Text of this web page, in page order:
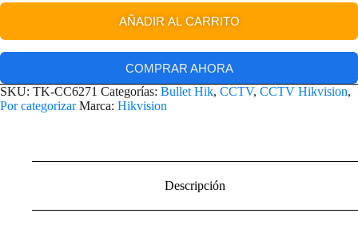
AÑADIR AL CARRITO
COMPRAR AHORA
SKU: TK-CC6271 Categorías: Bullet Hik, CCTV, CCTV Hikvision,
Por categorizar Marca: Hikvision
Descripción